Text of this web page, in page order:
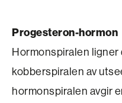
Progesteron-hormon
Hormonspiralen ligner
kobberspiralen av
hormonspiralen avgir